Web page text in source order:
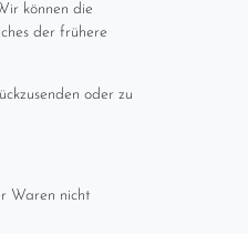
können die
der frühere
oder zu
Waren nicht